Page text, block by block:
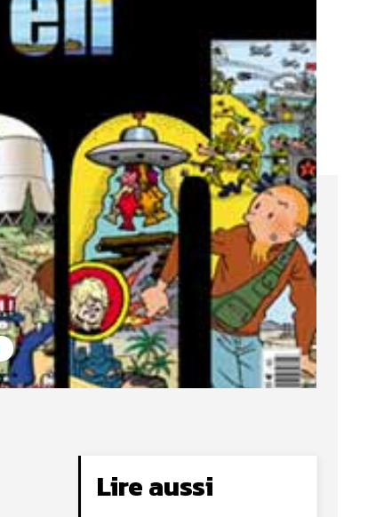
Lire aussi